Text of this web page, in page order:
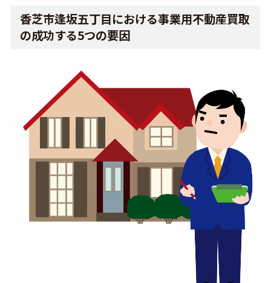
香芝市逢坂五丁目における事業用不動産買取
の成功する5つの要因